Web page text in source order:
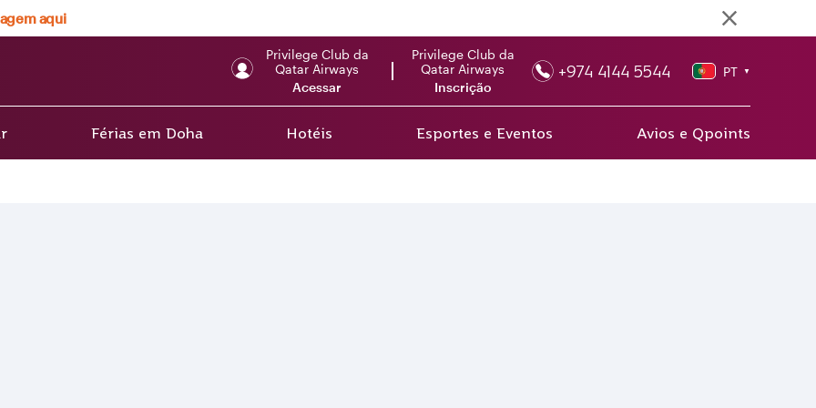
aqui
Privilege Club da
Qatar Airways
Acessar
Privilege Club da
Qatar Airways
Inscrição
+974 4144 5544 PT ▼
Férias em Doha Hotéis Esportes e Eventos Avios e Qpoints